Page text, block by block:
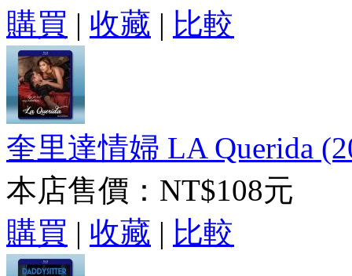
購買 | 收藏 | 比較
奎里達情婦 LA Querida
本店售價： NT$108元
購買 | 收藏 | 比較